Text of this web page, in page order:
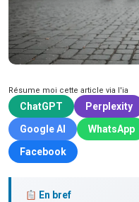
Résume moi cette article via l'ia
ChatGPT Perplexity
Google AI
WhatsApp
Facebook
En bref